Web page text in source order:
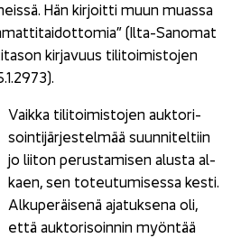
Hän kir­joit­ti muun muas­sa
(Ilta-​Sanomat
kir­ja­vuus ti­li­toi­mis­to­jen
Vaik­ka ti­li­toi­mis­to­jen auk­to­ri­
soin­ti­jär­jes­tel­mää suun­ni­tel­tiin
jo lii­ton pe­rus­ta­mi­sen alus­ta al­
kaen, sen to­teu­tu­mi­ses­sa kesti.
Al­ku­pe­räi­se­nä aja­tuk­se­na oli,
että auk­to­ri­soin­nin myön­tää